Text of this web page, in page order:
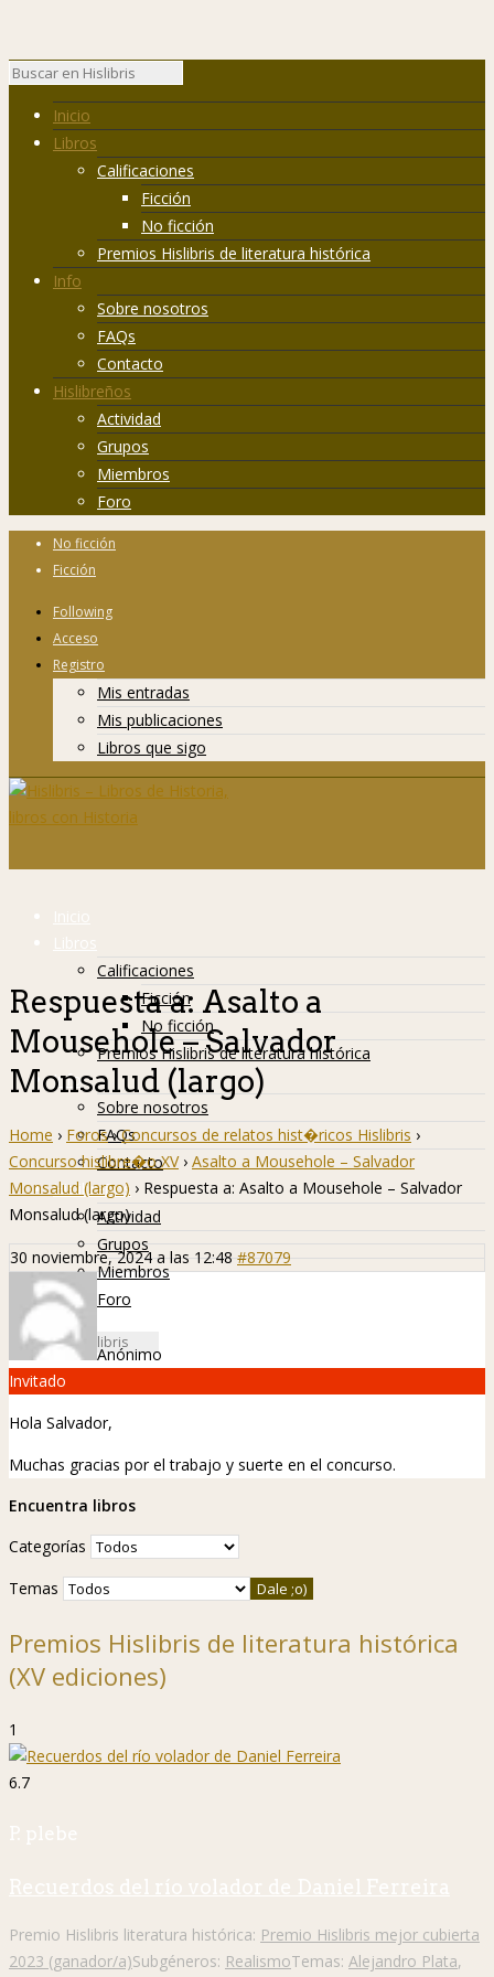
Inicio
Libros
Calificaciones
Ficción
No ficción
Premios Hislibris de literatura histórica
Info
Sobre nosotros
FAQs
Contacto
Hislibreños
Actividad
Grupos
Miembros
Foro
No ficción
Ficción
Following
Acceso
Registro
Mis entradas
Mis publicaciones
Libros que sigo
Inicio
Libros
Calificaciones
Ficción
No ficción
Premios Hislibris de literatura histórica
Info
Sobre nosotros
FAQs
Contacto
Hislibreños
Actividad
Grupos
Miembros
Foro
Respuesta a: Asalto a
Mousehole – Salvador
Monsalud (largo)
Home › Foros › Concursos de relatos hist�ricos Hislibris ›
Concurso hislibre�o XV › Asalto a Mousehole – Salvador
Monsalud (largo) › Respuesta a: Asalto a Mousehole – Salvador
Monsalud (largo)
30 noviembre, 2024 a las 12:48 #87079
Anónimo
Invitado
Hola Salvador,
Muchas gracias por el trabajo y suerte en el concurso.
Encuentra libros
Categorías
Temas
Premios Hislibris de literatura histórica
(XV ediciones)
1
6.7
P. plebe
Recuerdos del río volador de Daniel Ferreira
Premio Hislibris literatura histórica: Premio Hislibris mejor cubierta
2023 (ganador/a)Subgéneros: RealismoTemas: Alejandro Plata,